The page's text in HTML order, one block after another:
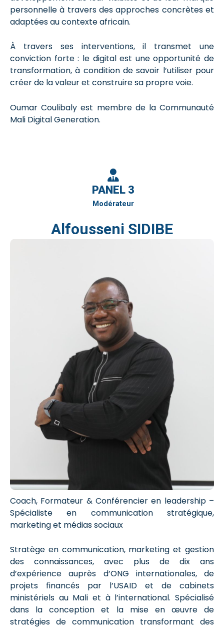
personnelle à travers des approches concrètes et
adaptées au contexte africain.
À travers ses interventions, il transmet une
conviction forte : le digital est une opportunité de
transformation, à condition de savoir l’utiliser pour
créer de la valeur et construire sa propre voie.
Oumar Coulibaly est membre de la Communauté
Mali Digital Generation.
PANEL 3
Modérateur
Alfousseni SIDIBE
Coach, Formateur & Conférencier en leadership –
Spécialiste en communication stratégique,
marketing et médias sociaux
Stratège en communication, marketing et gestion
des connaissances, avec plus de dix ans
d’expérience auprès d’ONG internationales, de
projets financés par l’USAID et de cabinets
ministériels au Mali et à l’international. Spécialisé
dans la conception et la mise en œuvre de
stratégies de communication transformant des